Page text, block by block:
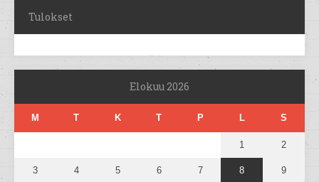
Tulokset
Elokuu 2026
M T K T P L S
1 2
3 4 5 6 7 8 9